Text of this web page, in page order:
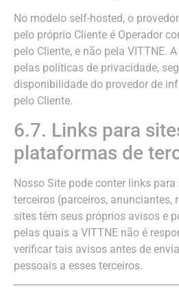
No modelo self-hosted, o
pelo próprio Cliente é Operador
pelo Cliente, e não pela VITTNE.
pelas políticas de privacidade,
disponibilidade do provedor de
pelo Cliente.
6.7. Links para
plataformas de
Nosso Site pode conter links
terceiros (parceiros, anunciantes,
sites têm seus próprios avisos e
pelas quais a VITTNE não é
verificar tais avisos antes de
pessoais a esses terceiros.